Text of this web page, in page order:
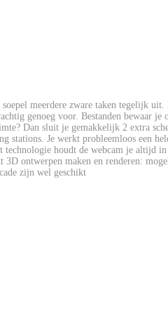
meerdere zware taken tegelijk
genoeg voor. Bestanden bewaar
Dan sluit je gemakkelijk 2 extra
Je werkt probleemloos een
houdt de webcam je altijd
ontwerpen maken en renderen:
zijn wel geschikt